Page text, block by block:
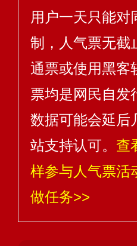
用户一天只能对
制，人气票无截
通票或使用黑客
票均是网民自发
数据可能会延后
站支持认可。 查
样参与人气票活
做任务>>